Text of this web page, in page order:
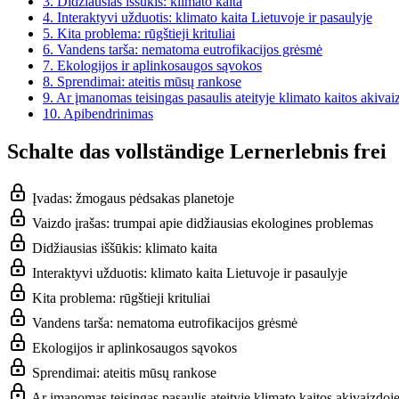
4. Interaktyvi užduotis: klimato kaita Lietuvoje ir pasaulyje
5. Kita problema: rūgštieji krituliai
6. Vandens tarša: nematoma eutrofikacijos grėsmė
7. Ekologijos ir aplinkosaugos sąvokos
8. Sprendimai: ateitis mūsų rankose
9. Ar įmanomas teisingas pasaulis ateityje klimato kaitos
10. Apibendrinimas
Schalte das vollständige Lernerlebnis frei
Įvadas: žmogaus pėdsakas planetoje
Vaizdo įrašas: trumpai apie didžiausias ekologines problemas
Didžiausias iššūkis: klimato kaita
Interaktyvi užduotis: klimato kaita Lietuvoje ir pasaulyje
Kita problema: rūgštieji krituliai
Vandens tarša: nematoma eutrofikacijos grėsmė
Ekologijos ir aplinkosaugos sąvokos
Sprendimai: ateitis mūsų rankose